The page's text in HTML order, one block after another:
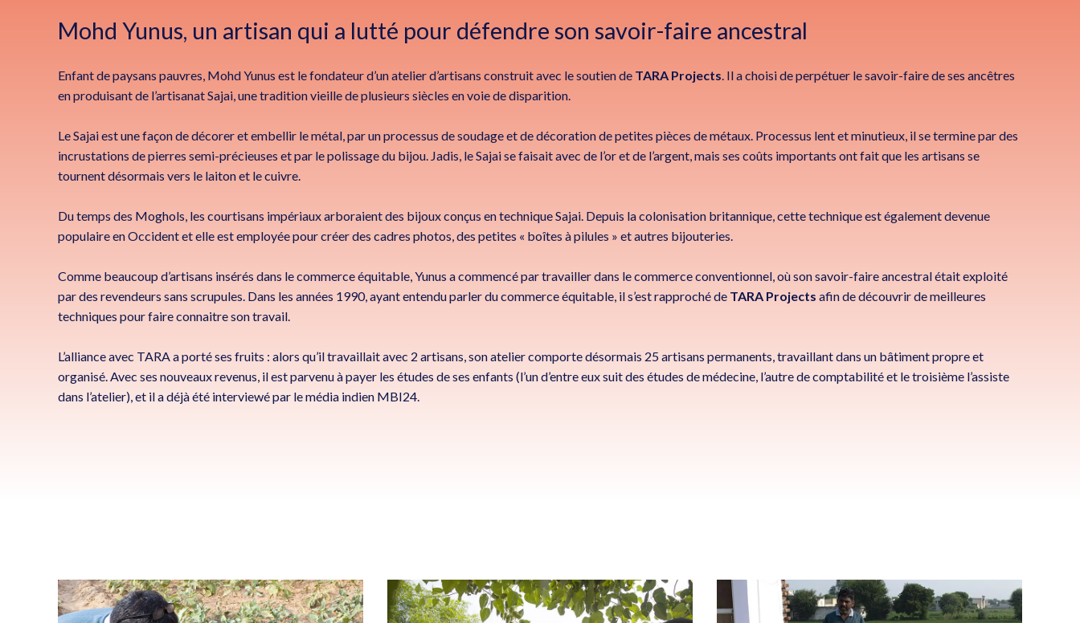
Mohd Yunus, un artisan qui a lutté pour défendre son savoir-faire ancestral
Enfant de paysans pauvres, Mohd Yunus est le fondateur d’un atelier d’artisans construit avec le soutien de TARA Projects. Il a choisi de perpétuer le savoir-faire de ses ancêtres
en produisant de l’artisanat Sajai, une tradition vieille de plusieurs siècles en voie de disparition.
Le Sajai est une façon de décorer et embellir le métal, par un processus de soudage et de décoration de petites pièces de métaux. Processus lent et minutieux, il se termine par des
incrustations de pierres semi-précieuses et par le polissage du bijou. Jadis, le Sajai se faisait avec de l’or et de l’argent, mais ses coûts importants ont fait que les artisans se
tournent désormais vers le laiton et le cuivre.
Du temps des Moghols, les courtisans impériaux arboraient des bijoux conçus en technique Sajai. Depuis la colonisation britannique, cette technique est également devenue
populaire en Occident et elle est employée pour créer des cadres photos, des petites « boîtes à pilules » et autres bijouteries.
Comme beaucoup d’artisans insérés dans le commerce équitable, Yunus a commencé par travailler dans le commerce conventionnel, où son savoir-faire ancestral était exploité
par des revendeurs sans scrupules. Dans les années 1990, ayant entendu parler du commerce équitable, il s’est rapproché de TARA Projects afin de découvrir de meilleures
techniques pour faire connaitre son travail.
L’alliance avec TARA a porté ses fruits : alors qu’il travaillait avec 2 artisans, son atelier comporte désormais 25 artisans permanents, travaillant dans un bâtiment propre et
organisé. Avec ses nouveaux revenus, il est parvenu à payer les études de ses enfants (l’un d’entre eux suit des études de médecine, l’autre de comptabilité et le troisième l’assiste
dans l’atelier), et il a déjà été interviewé par le média indien MBI24.